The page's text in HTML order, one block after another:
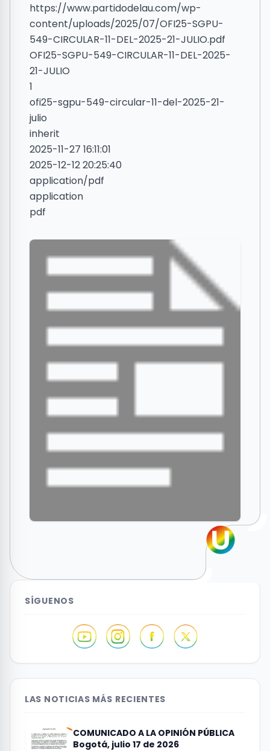
https://www.partidodelau.com/wp-
content/uploads/2025/07/OFI25-SGPU-
549-CIRCULAR-11-DEL-2025-21-JULIO.pdf
OFI25-SGPU-549-CIRCULAR-11-DEL-2025-
21-JULIO
1
ofi25-sgpu-549-circular-11-del-2025-21-
julio
inherit
2025-11-27 16:11:01
2025-12-12 20:25:40
application/pdf
application
pdf
SÍGUENOS
LAS NOTICIAS MÁS RECIENTES
COMUNICADO A LA OPINIÓN PÚBLICA
Bogotá, julio 17 de 2026